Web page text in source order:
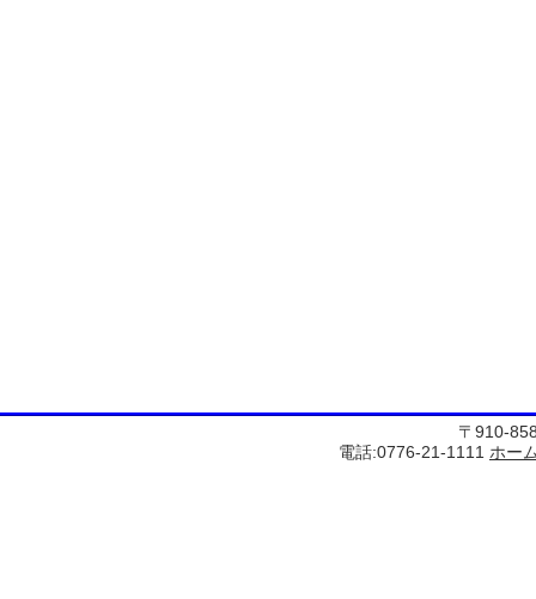
〒910-
電話:0776-21-1111 ホー